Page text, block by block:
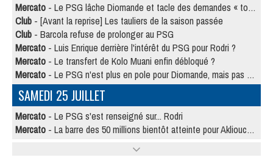
Mercato - Le PSG lâche Diomande et tacle des demandes « totalement disproportionnés »
Club - [Avant la reprise] Les tauliers de la saison passée
Club - Barcola refuse de prolonger au PSG
Mercato - Luis Enrique derrière l'intérêt du PSG pour Rodri ?
Mercato - Le transfert de Kolo Muani enfin débloqué ?
Mercato - Le PSG n'est plus en pole pour Diomande, mais pas hors-jeu
SAMEDI 25 JUILLET
Mercato - Le PSG s'est renseigné sur... Rodri
Mercato - La barre des 50 millions bientôt atteinte pour Akliouche ?